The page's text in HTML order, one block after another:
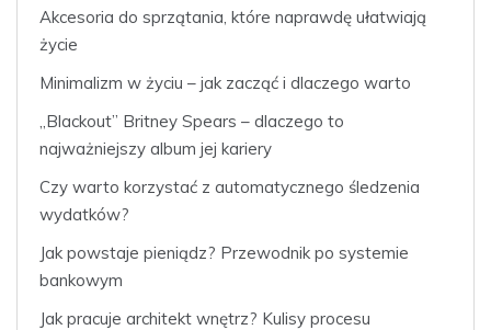
Akcesoria do sprzątania, które naprawdę ułatwiają
życie
Minimalizm w życiu – jak zacząć i dlaczego warto
„Blackout” Britney Spears – dlaczego to
najważniejszy album jej kariery
Czy warto korzystać z automatycznego śledzenia
wydatków?
Jak powstaje pieniądz? Przewodnik po systemie
bankowym
Jak pracuje architekt wnętrz? Kulisy procesu